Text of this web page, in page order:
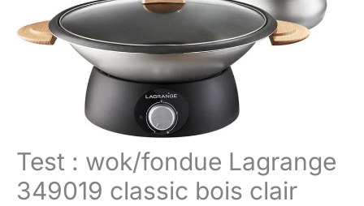
Test : wok/fondue Lagrange
349019 classic bois clair